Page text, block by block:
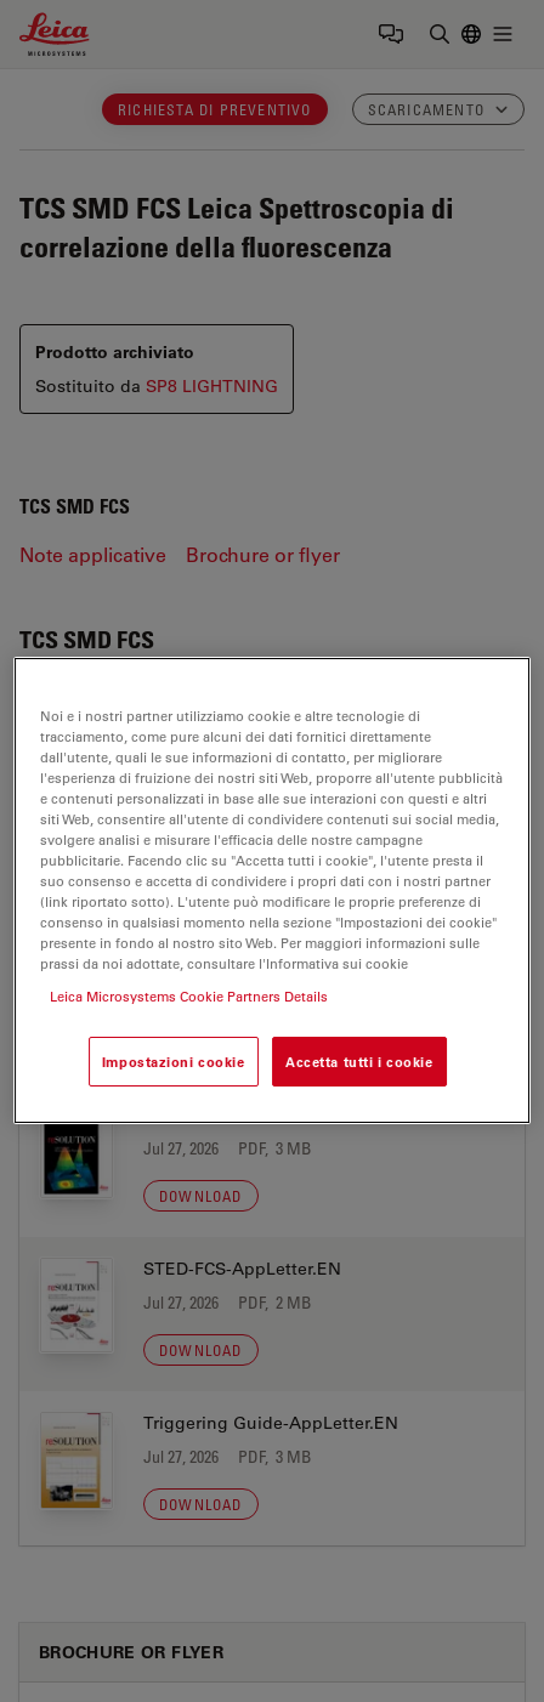
Leica Microsystems Logo
RICHIESTA DI PREVENTIVO SCARICAMENTO
TCS SMD FCS Leica Spettroscopia di
correlazione della fluorescenza
Prodotto archiviato
Sostituito da SP8 LIGHTNING
TCS SMD FCS
Note applicative Brochure or flyer
TCS SMD FCS
NOTE APPLICATIVE
SMD FCS Basics-AppLetter.EN
Jul 27, 2026 PDF, 1,014 KB
DOWNLOAD
SMD FRETwith FLIM-AppLetter.EN
Jul 27, 2026 PDF, 1 MB
DOWNLOAD
Jul 27, 2026 PDF, 3 MB
DOWNLOAD
STED-FCS-AppLetter.EN
Jul 27, 2026 PDF, 2 MB
DOWNLOAD
Triggering Guide-AppLetter.EN
Jul 27, 2026 PDF, 3 MB
DOWNLOAD
BROCHURE OR FLYER
Noi e i nostri partner utilizziamo cookie e altre tecnologie di
tracciamento, come pure alcuni dei dati fornitici direttamente
dall'utente, quali le sue informazioni di contatto, per migliorare
l'esperienza di fruizione dei nostri siti Web, proporre all'utente pubblicità
e contenuti personalizzati in base alle sue interazioni con questi e altri
siti Web, consentire all'utente di condividere contenuti sui social media,
svolgere analisi e misurare l'efficacia delle nostre campagne
pubblicitarie. Facendo clic su "Accetta tutti i cookie", l'utente presta il
suo consenso e accetta di condividere i propri dati con i nostri partner
(link riportato sotto). L'utente può modificare le proprie preferenze di
consenso in qualsiasi momento nella sezione "Impostazioni dei cookie"
presente in fondo al nostro sito Web. Per maggiori informazioni sulle
prassi da noi adottate, consultare l'Informativa sui cookie
Leica Microsystems Cookie Partners Details
Impostazioni cookie Accetta tutti i cookie